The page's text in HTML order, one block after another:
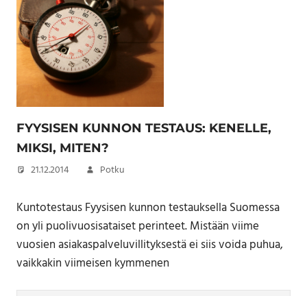
FYYSISEN KUNNON TESTAUS: KENELLE,
MIKSI, MITEN?
21.12.2014 Potku
Kuntotestaus Fyysisen kunnon testauksella Suomessa
on yli puolivuosisataiset perinteet. Mistään viime
vuosien asiakaspalveluvillityksestä ei siis voida puhua,
vaikkakin viimeisen kymmenen